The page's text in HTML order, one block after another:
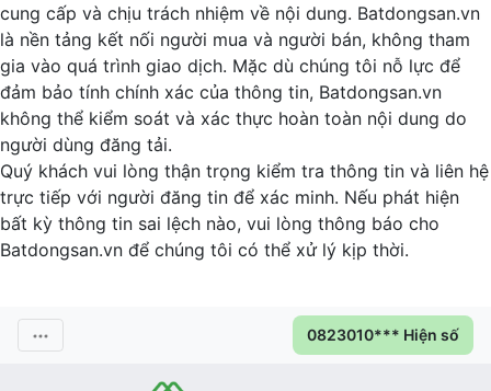
cung cấp và chịu trách nhiệm về nội dung. Batdongsan.vn
là nền tảng kết nối người mua và người bán, không tham
gia vào quá trình giao dịch. Mặc dù chúng tôi nỗ lực để
đảm bảo tính chính xác của thông tin, Batdongsan.vn
không thể kiểm soát và xác thực hoàn toàn nội dung do
người dùng đăng tải.
Quý khách vui lòng thận trọng kiểm tra thông tin và liên hệ
trực tiếp với người đăng tin để xác minh. Nếu phát hiện
bất kỳ thông tin sai lệch nào, vui lòng thông báo cho
Batdongsan.vn để chúng tôi có thể xử lý kịp thời.
0823010*** Hiện số